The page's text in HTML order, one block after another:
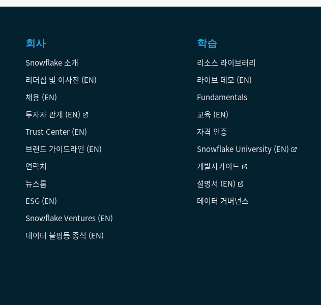
회사
Snowflake 소개
리더십 및 이사진 (EN)
채용 (EN)
투자자 관계 (EN)
Trust Center (EN)
브랜드 가이드라인 (EN)
연락처
뉴스룸
ESG (EN)
Snowflake Ventures (EN)
데이터 불평등 종식 (EN)
학습
리소스 라이브러리
라이브 데모 (EN)
Fundamentals
교육 (EN)
자격 인증
Snowflake University (EN)
개발자가이드
설명서 (EN)
데이터 거버넌스